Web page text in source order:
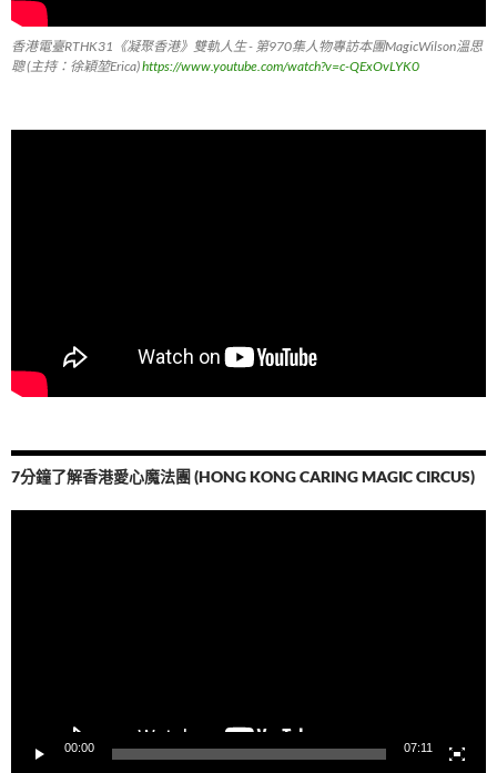
香港電臺RTHK31《凝聚香港》雙軌人生 - 第970集人物專訪本團MagicWilson溫思
聰 (主持：徐穎堃Erica)https://www.youtube.com/watch?v=c-QExOvLYK0
7分鐘了解香港愛心魔法團 (HONG KONG CARING MAGIC CIRCUS)
00:00 07:11